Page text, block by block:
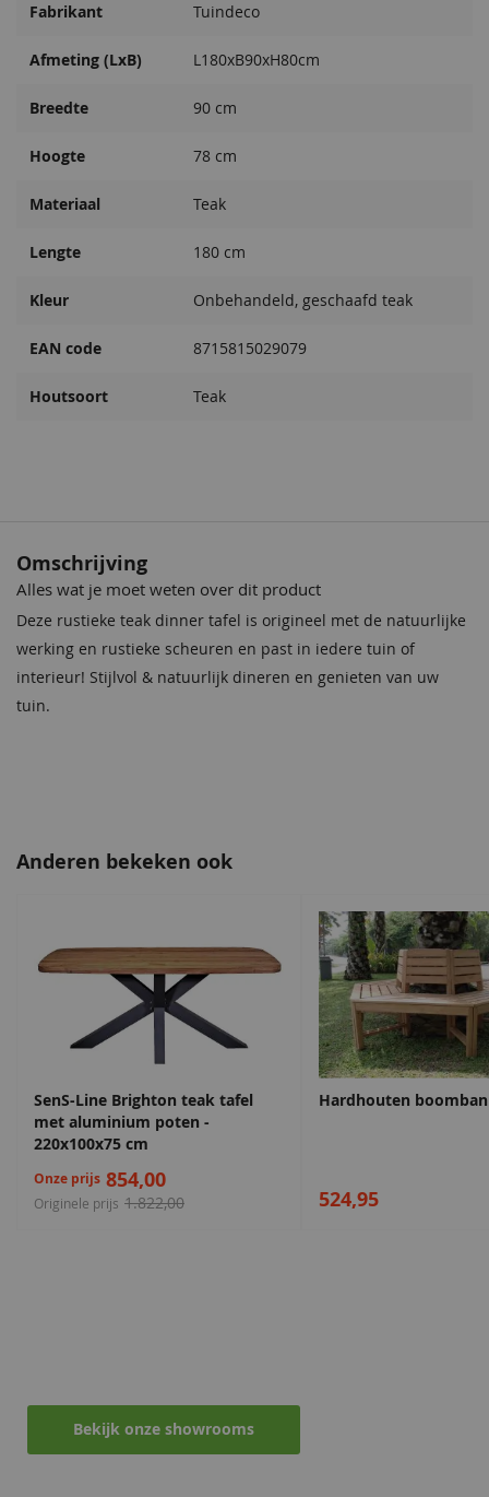
Fabrikant Tuindeco
Afmeting (LxB) L180xB90xH80cm
Breedte 90 cm
Hoogte 78 cm
Materiaal Teak
Lengte 180 cm
Kleur Onbehandeld, geschaafd teak
EAN code 8715815029079
Houtsoort Teak
Omschrijving
Alles wat je moet weten over dit product
Deze rustieke teak dinner tafel is origineel met de natuurlijke
werking en rustieke scheuren en past in iedere tuin of
interieur! Stijlvol & natuurlijk dineren en genieten van uw
tuin.
Anderen bekeken ook
SenS-Line Brighton teak tafel
met aluminium poten -
220x100x75 cm
Originele prijs 1.822,00
Onze prijs 854,00
Hardhouten
524,95
Bekijk onze showrooms